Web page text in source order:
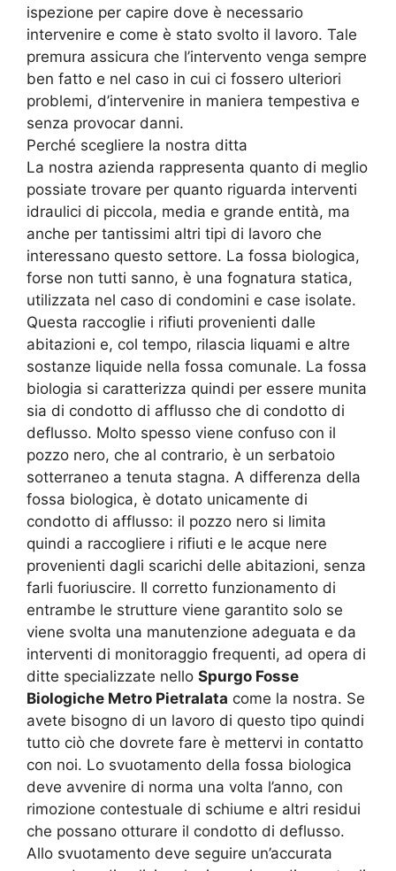
ispezione per capire dove è necessario
intervenire e come è stato svolto il lavoro. Tale
premura assicura che l’intervento venga sempre
ben fatto e nel caso in cui ci fossero ulteriori
problemi, d’intervenire in maniera tempestiva e
senza provocar danni.
Perché scegliere la nostra ditta
La nostra azienda rappresenta quanto di meglio
possiate trovare per quanto riguarda interventi
idraulici di piccola, media e grande entità, ma
anche per tantissimi altri tipi di lavoro che
interessano questo settore. La fossa biologica,
forse non tutti sanno, è una fognatura statica,
utilizzata nel caso di condomini e case isolate.
Questa raccoglie i rifiuti provenienti dalle
abitazioni e, col tempo, rilascia liquami e altre
sostanze liquide nella fossa comunale. La fossa
biologia si caratterizza quindi per essere munita
sia di condotto di afflusso che di condotto di
deflusso. Molto spesso viene confuso con il
pozzo nero, che al contrario, è un serbatoio
sotterraneo a tenuta stagna. A differenza della
fossa biologica, è dotato unicamente di
condotto di afflusso: il pozzo nero si limita
quindi a raccogliere i rifiuti e le acque nere
provenienti dagli scarichi delle abitazioni, senza
farli fuoriuscire. Il corretto funzionamento di
entrambe le strutture viene garantito solo se
viene svolta una manutenzione adeguata e da
interventi di monitoraggio frequenti, ad opera di
ditte specializzate nello Spurgo Fosse
Biologiche Metro Pietralata come la nostra. Se
avete bisogno di un lavoro di questo tipo quindi
tutto ciò che dovrete fare è mettervi in contatto
con noi. Lo svuotamento della fossa biologica
deve avvenire di norma una volta l’anno, con
rimozione contestuale di schiume e altri residui
che possano otturare il condotto di deflusso.
Allo svuotamento deve seguire un’accurata